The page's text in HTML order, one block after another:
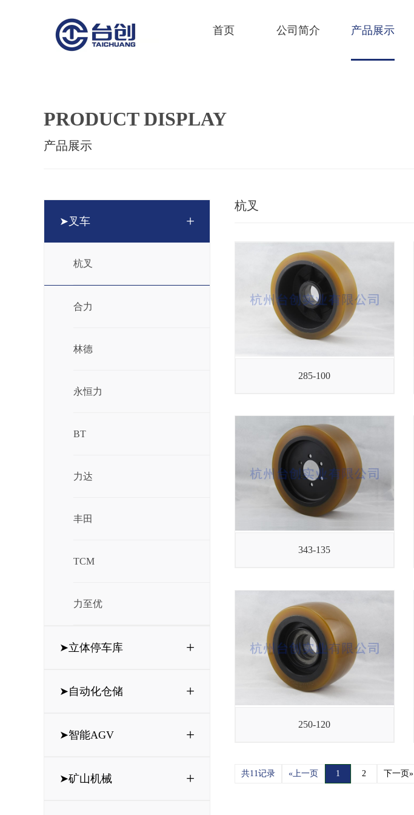
首页 公司简介 产品展示
PRODUCT DISPLAY
产品展示
➤叉车 +
杭叉
合力
林德
永恒力
BT
力达
丰田
TCM
力至优
➤立体停车库 +
➤自动化仓储 +
➤智能AGV +
➤矿山机械 +
杭叉
285-100
343-135
250-120
共11记录 «上一页 1 2 下一页»